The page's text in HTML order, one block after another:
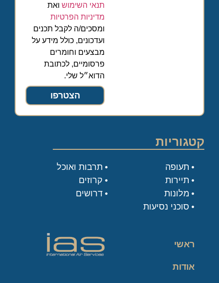
תנאי השימוש ואת
מדיניות הפרטיות
ומסכים/ה לקבל תכנים
ועדכונים, כולל מידע על
מבצעים וחומרים
פרסומיים, לכתובת
הדוא״ל שלי.
הצטרפו
קטגוריות
תעופה
תיירות
מלונות
סוכני נסיעות
תרבות ואוכל
קרוזים
דרושים
ראשי
אודות